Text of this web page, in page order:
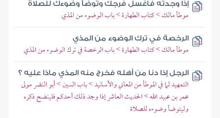
إذا وجدته فاغسل فرجك وتوضأ وضوءك للصلاة
موطأ مالك > كتاب الطهارة > باب الوضوء من المذي
الرخصة في ترك الوضوء من المذي
موطأ مالك > كتاب الطهارة > باب الرخصة في ترك الوضوء من المذي
الرجل إذا دنا من أهله فخرج منه المذي ماذا عليه ؟
التمهيد لما في الموطأ من المعاني والأسانيد > باب السين > أبو النضر مولى
عمر بن عبيد الله > الحديث العاشر إذا وجد ذلك أحدكم فلينضح ذكره
وليتوضأ وضوءه للصلاة